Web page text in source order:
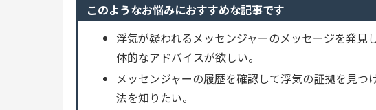
このようなお悩みにおすすめな記事です
浮気が疑われるメッセンジャーのメッセージを発
体的なアドバイスが欲しい。
メッセンジャーの履歴を確認して浮気の証拠を見
法を知りたい。